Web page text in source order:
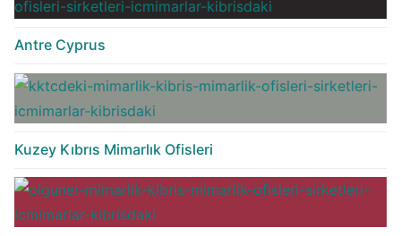
Antre Cyprus
Kuzey Kıbrıs Mimarlık Ofisleri